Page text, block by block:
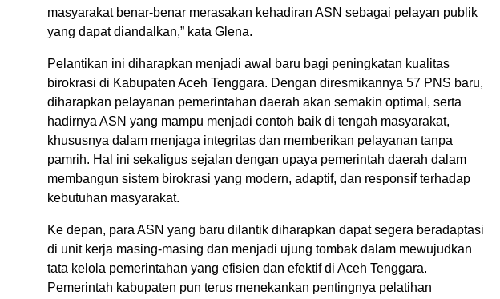
masyarakat benar-benar merasakan kehadiran ASN sebagai pelayan publik
yang dapat diandalkan,” kata Glena.
Pelantikan ini diharapkan menjadi awal baru bagi peningkatan kualitas
birokrasi di Kabupaten Aceh Tenggara. Dengan diresmikannya 57 PNS baru,
diharapkan pelayanan pemerintahan daerah akan semakin optimal, serta
hadirnya ASN yang mampu menjadi contoh baik di tengah masyarakat,
khususnya dalam menjaga integritas dan memberikan pelayanan tanpa
pamrih. Hal ini sekaligus sejalan dengan upaya pemerintah daerah dalam
membangun sistem birokrasi yang modern, adaptif, dan responsif terhadap
kebutuhan masyarakat.
Ke depan, para ASN yang baru dilantik diharapkan dapat segera beradaptasi
di unit kerja masing-masing dan menjadi ujung tombak dalam mewujudkan
tata kelola pemerintahan yang efisien dan efektif di Aceh Tenggara.
Pemerintah kabupaten pun terus menekankan pentingnya pelatihan